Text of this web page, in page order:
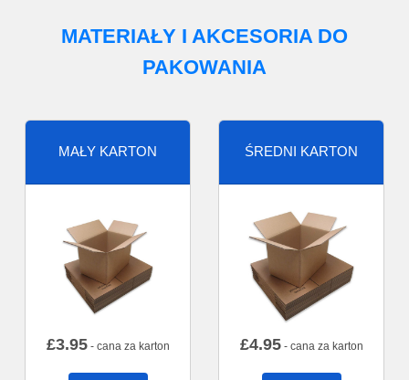
MATERIAŁY I AKCESORIA DO
PAKOWANIA
MAŁY KARTON
£3.95- cana za karton
ŚREDNI KARTON
£4.95- cana za karton